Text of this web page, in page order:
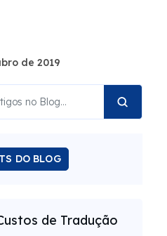
de 2019
DO BLOG
de Tradução